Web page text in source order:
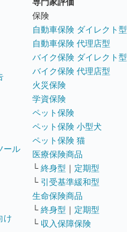
ール
け
保険
自動車保険 ダイレクト型
自動車保険 代理店型
バイク保険 ダイレクト型
バイク保険 代理店型
火災保険
学資保険
ペット保険
ペット保険 小型犬
ペット保険 猫
医療保険商品
└ 終身型 ｜ 定期型
└ 引受基準緩和型
生命保険商品
└ 終身型 ｜ 定期型
└ 収入保障保険